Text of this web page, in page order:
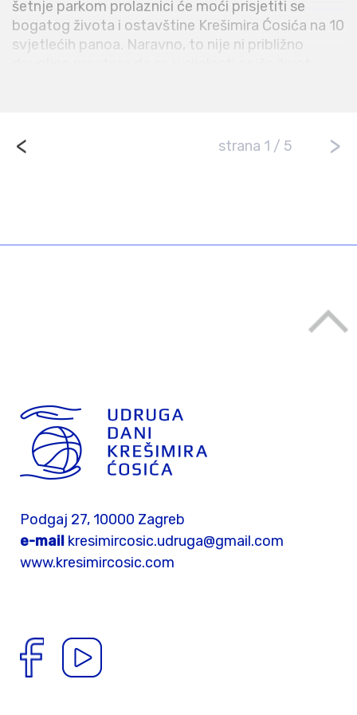
šetnje parkom prolaznici će moći prisjetiti se
bogatog života i ostavštine Krešimira Ćosića na 10
svjetlećih panoa. Naravno, to nije ni približno
< >
strana 1 / 5
Podgaj 27, 10000 Zagreb
e-mail kresimircosic.udruga@gmail.com
www.kresimircosic.com